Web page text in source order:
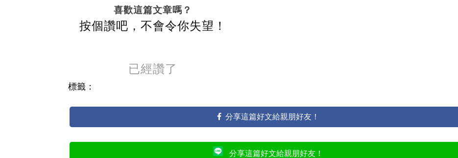
喜歡這篇文章嗎？
按個讚吧，不會令你失望！
已經讚了
標籤：
分享這篇好文給親朋好友！
分享這篇好文給親朋好友！